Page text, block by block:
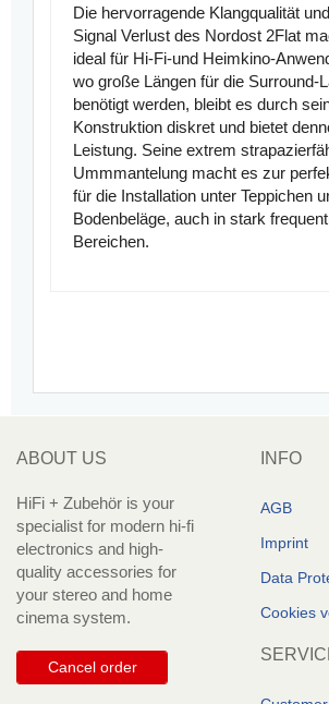
Die hervorragende Klangqualität
Signal Verlust des Nordost 2Flat
ideal für Hi-Fi-und Heimkino-
wo große Längen für die Surround-
benötigt werden, bleibt es durch
Konstruktion diskret und bietet
Leistung. Seine extrem
Ummmantelung macht es zur
für die Installation unter Teppichen
Bodenbeläge, auch in stark
Bereichen.
ABOUT US
HiFi + Zubehör is your
specialist for modern hi-fi
electronics and high-
quality accessories for
your stereo and home
cinema system.
Cancel order
INFO
AGB
Imprint
Data
Cookies